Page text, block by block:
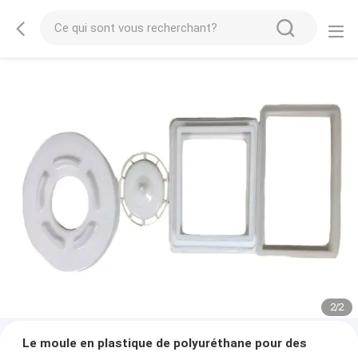
2/2
Le moule en plastique de polyuréthane pour des